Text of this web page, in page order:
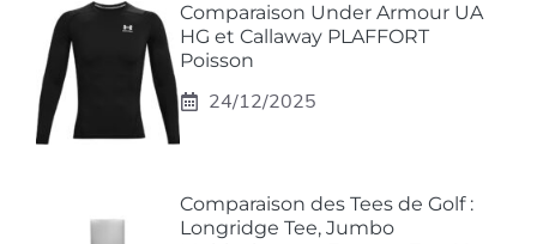
Comparaison Under Armour UA
HG et Callaway PLAFFORT
Poisson
24/12/2025
Comparaison des Tees de Golf :
Longridge Tee, Jumbo